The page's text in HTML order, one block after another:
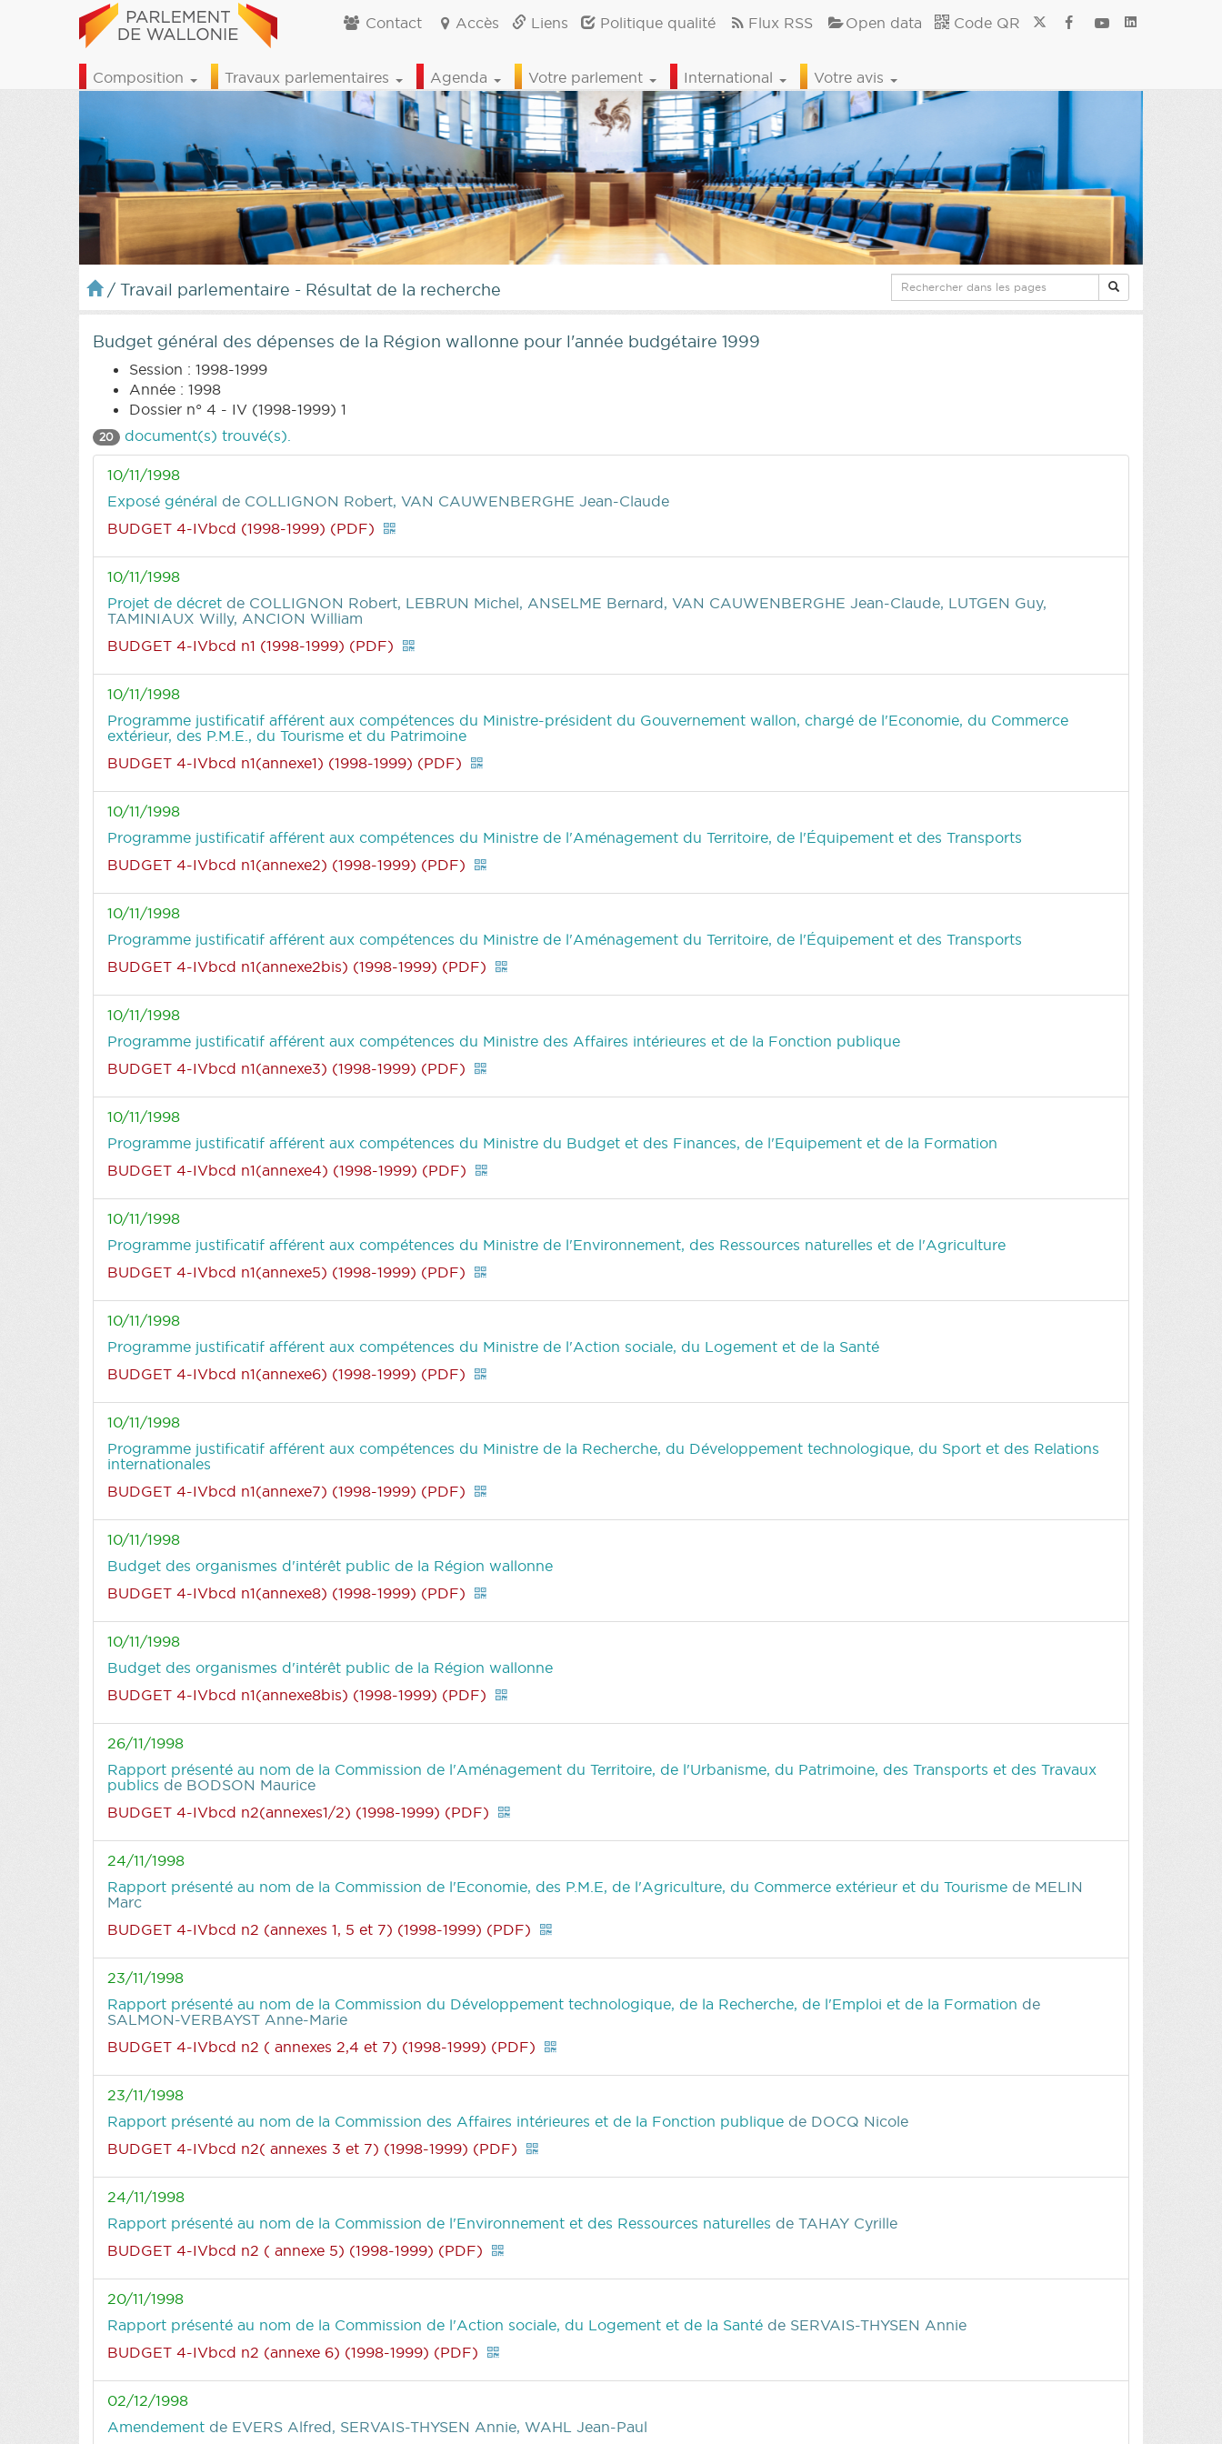
Contact Accès Liens Politique qualité Flux RSS Open data Code QR
Composition Travaux parlementaires Agenda Votre parlement International Votre avis
/ Travail parlementaire - Résultat de la recherche
Budget général des dépenses de la Région wallonne pour l'année budgétaire 1999
Session : 1998-1999
Année : 1998
Dossier n° 4 - IV (1998-1999) 1
20 document(s) trouvé(s).
10/11/1998
Exposé général de COLLIGNON Robert, VAN CAUWENBERGHE Jean-Claude
BUDGET 4-IVbcd (1998-1999) (PDF)
10/11/1998
Projet de décret de COLLIGNON Robert, LEBRUN Michel, ANSELME Bernard, VAN CAUWENBERGHE Jean-Claude, LUTGEN Guy,
TAMINIAUX Willy, ANCION William
BUDGET 4-IVbcd n1 (1998-1999) (PDF)
10/11/1998
Programme justificatif afférent aux compétences du Ministre-président du Gouvernement wallon, chargé de l'Economie, du Commerce
extérieur, des P.M.E., du Tourisme et du Patrimoine
BUDGET 4-IVbcd n1(annexe1) (1998-1999) (PDF)
10/11/1998
Programme justificatif afférent aux compétences du Ministre de l'Aménagement du Territoire, de l'Équipement et des Transports
BUDGET 4-IVbcd n1(annexe2) (1998-1999) (PDF)
10/11/1998
Programme justificatif afférent aux compétences du Ministre de l'Aménagement du Territoire, de l'Équipement et des Transports
BUDGET 4-IVbcd n1(annexe2bis) (1998-1999) (PDF)
10/11/1998
Programme justificatif afférent aux compétences du Ministre des Affaires intérieures et de la Fonction publique
BUDGET 4-IVbcd n1(annexe3) (1998-1999) (PDF)
10/11/1998
Programme justificatif afférent aux compétences du Ministre du Budget et des Finances, de l'Equipement et de la Formation
BUDGET 4-IVbcd n1(annexe4) (1998-1999) (PDF)
10/11/1998
Programme justificatif afférent aux compétences du Ministre de l'Environnement, des Ressources naturelles et de l'Agriculture
BUDGET 4-IVbcd n1(annexe5) (1998-1999) (PDF)
10/11/1998
Programme justificatif afférent aux compétences du Ministre de l'Action sociale, du Logement et de la Santé
BUDGET 4-IVbcd n1(annexe6) (1998-1999) (PDF)
10/11/1998
Programme justificatif afférent aux compétences du Ministre de la Recherche, du Développement technologique, du Sport et des Relations
internationales
BUDGET 4-IVbcd n1(annexe7) (1998-1999) (PDF)
10/11/1998
Budget des organismes d'intérêt public de la Région wallonne
BUDGET 4-IVbcd n1(annexe8) (1998-1999) (PDF)
10/11/1998
Budget des organismes d'intérêt public de la Région wallonne
BUDGET 4-IVbcd n1(annexe8bis) (1998-1999) (PDF)
26/11/1998
Rapport présenté au nom de la Commission de l'Aménagement du Territoire, de l'Urbanisme, du Patrimoine, des Transports et des Travaux
publics de BODSON Maurice
BUDGET 4-IVbcd n2(annexes1/2) (1998-1999) (PDF)
24/11/1998
Rapport présenté au nom de la Commission de l'Economie, des P.M.E, de l'Agriculture, du Commerce extérieur et du Tourisme de MELIN
Marc
BUDGET 4-IVbcd n2 (annexes 1, 5 et 7) (1998-1999) (PDF)
23/11/1998
Rapport présenté au nom de la Commission du Développement technologique, de la Recherche, de l'Emploi et de la Formation de
SALMON-VERBAYST Anne-Marie
BUDGET 4-IVbcd n2 ( annexes 2,4 et 7) (1998-1999) (PDF)
23/11/1998
Rapport présenté au nom de la Commission des Affaires intérieures et de la Fonction publique de DOCQ Nicole
BUDGET 4-IVbcd n2( annexes 3 et 7) (1998-1999) (PDF)
24/11/1998
Rapport présenté au nom de la Commission de l'Environnement et des Ressources naturelles de TAHAY Cyrille
BUDGET 4-IVbcd n2 ( annexe 5) (1998-1999) (PDF)
20/11/1998
Rapport présenté au nom de la Commission de l'Action sociale, du Logement et de la Santé de SERVAIS-THYSEN Annie
BUDGET 4-IVbcd n2 (annexe 6) (1998-1999) (PDF)
02/12/1998
Amendement de EVERS Alfred, SERVAIS-THYSEN Annie, WAHL Jean-Paul